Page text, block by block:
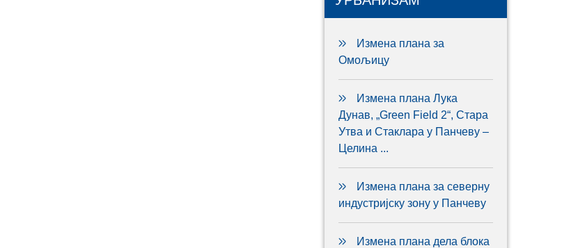
Измена плана за
Омољицу
Измена плана Лука
Дунав, „Green Field 2“, Стара
Утва и Стаклара у Панчеву –
Целина ...
Измена плана за северну
индустријску зону у Панчеву
Измена плана дела блока